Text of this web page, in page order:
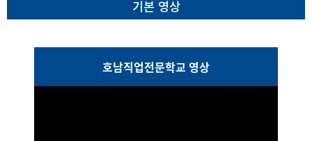
기본 영상
호남직업전문학교 영상